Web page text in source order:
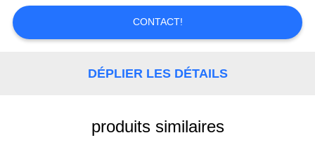
DEMANDEZ
UNE
CONTACT!
DÉPLIER LES DÉTAILS
produits similaires